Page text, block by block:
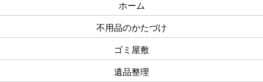
ホーム
不用品のかたづけ
ゴミ屋敷
遺品整理